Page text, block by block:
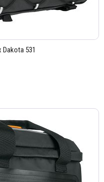
531